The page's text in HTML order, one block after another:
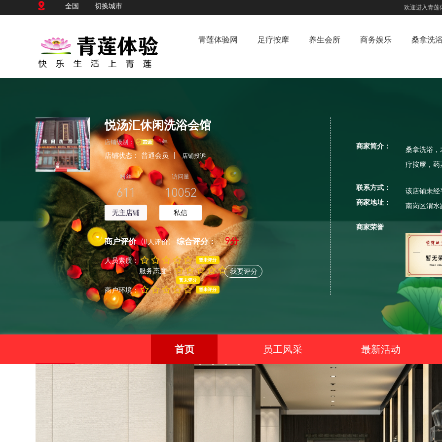
全国 切换城市 欢迎进入青莲
青莲体验网 足疗按摩 养生会所 商务娱乐 桑拿洗
悦汤汇休闲洗浴会馆
店铺级别： 1年
店铺状态： 普通会员 店铺投诉
粉丝
611
无主店铺
访问量
10052
私信
商户评价 (0人评价) 综合评分： 9分
人员素质： 暂未评分
服务态度：
暂未评分
商户环境： 暂未评分
我要评分
商家简介：
桑拿洗浴
疗按摩，药
联系方式：
该店铺未经
商家地址：
南岗区渭水
商家荣誉
首页 员工风采 最新活动